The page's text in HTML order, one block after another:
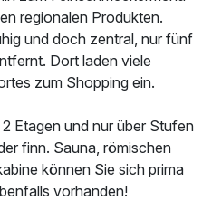
regionalen Produkten.
und doch zentral, nur fünf
Dort laden viele
zum Shopping ein.
Etagen und nur über Stufen
finn. Sauna, römischen
können Sie sich prima
vorhanden!